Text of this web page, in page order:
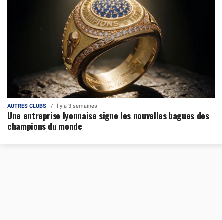
AUTRES CLUBS Il y a 3 semaines
Une entreprise lyonnaise signe les nouvelles bagues des
champions du monde